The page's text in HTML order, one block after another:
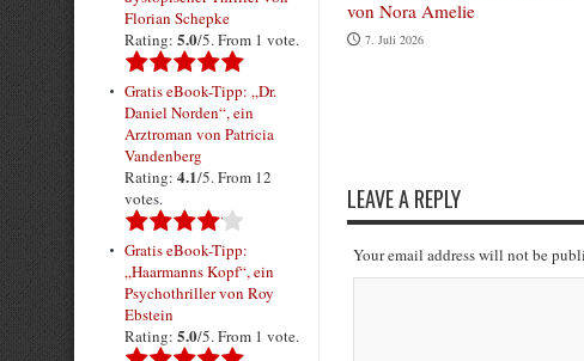
von Nora Amelie
7. Juli 2026
LEAVE A REPLY
Your email address will not be
Florian Schepke
Rating: 5.0/5. From 1 vote.
Gratis eBook-Tipp: „Dr.
Daniel Norden“, ein
Arztroman von Patricia
Vandenberg
Rating: 4.1/5. From 12
votes.
Gratis eBook-Tipp:
„Haarmanns Kopf“, ein
Psychothriller von Roy
Ebstein
Rating: 5.0/5. From 1 vote.